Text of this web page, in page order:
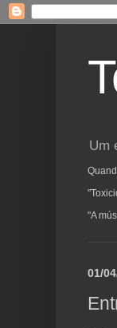
Um
"A
01/